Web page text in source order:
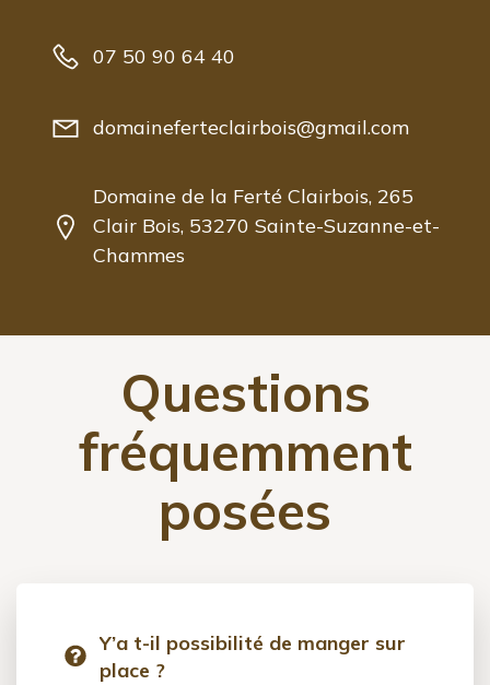
07 50 90 64 40
domaineferteclairbois@gmail.com
Domaine de la Ferté Clairbois, 265
Clair Bois, 53270 Sainte-Suzanne-et-
Chammes
Questions
fréquemment
posées
Y’a t-il possibilité de manger sur
place ?